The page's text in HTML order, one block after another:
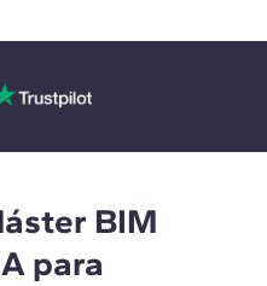
BIM
para